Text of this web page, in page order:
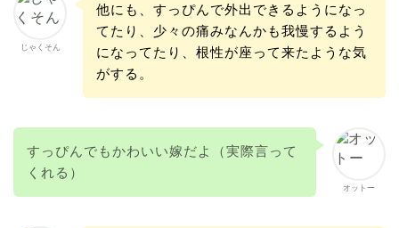
じゃくそん
他にも、すっぴんで外出できるようになっ
てたり、少々の痛みなんかも我慢するよう
になってたり、根性が座って来たような気
がする。
オットー
すっぴんでもかわいい嫁だよ（実際言って
くれる）